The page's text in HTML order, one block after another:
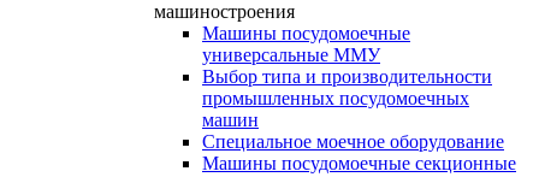
машиностроения
Машины посудомоечные
универсальные ММУ
Выбор типа и производительности
промышленных посудомоечных
машин
Специальное моечное оборудование
Машины посудомоечные секционные